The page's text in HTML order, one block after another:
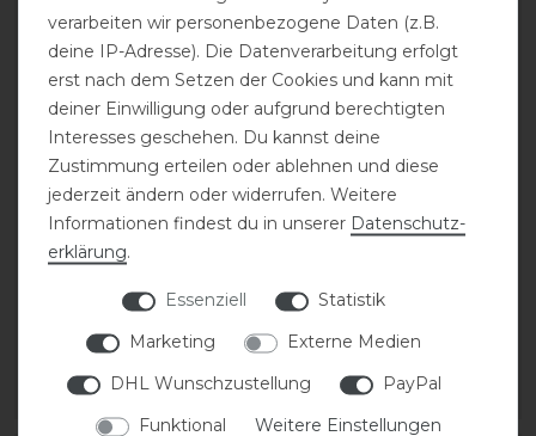
Kentucky Horsewear
49,99 € *
ARTIKEL MERKEN
29,95 € *
ARTIKEL MERKEN
verarbeiten wir personenbezogene Daten (z.B.
deine IP-Adresse). Die Datenverarbeitung erfolgt
erst nach dem Setzen der Cookies und kann mit
deiner Einwilligung oder aufgrund berechtigten
Interesses geschehen. Du kannst deine
Zustimmung erteilen oder ablehnen und diese
jederzeit ändern oder widerrufen. Weitere
Informationen findest du in unserer Daten­schutz­
erklärung.
Essenziell
Statistik
Marketing
Externe Medien
DHL Wunschzustellung
PayPal
Funktional
Weitere Einstellungen